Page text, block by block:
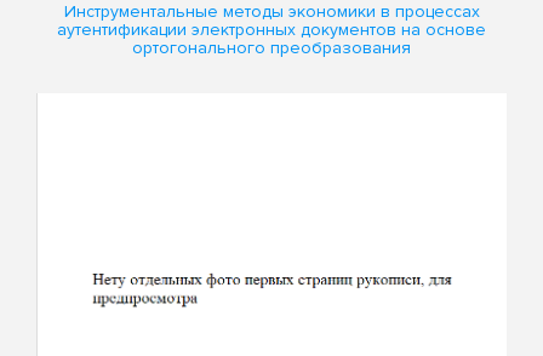
Инструментальные методы экономики в процессах
аутентификации электронных документов на основе
ортогонального преобразования